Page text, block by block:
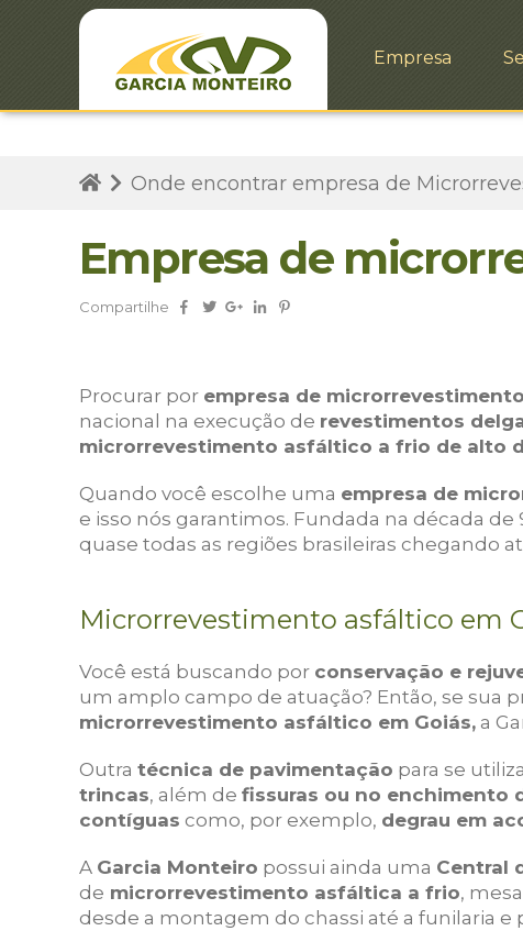
Empresa
Onde encontrar empresa de
Empresa de
Compartilhe
Procurar por empresa de
nacional na execução de revestimentos
microrrevestimento asfáltico a frio de alto
Quando você escolhe uma empresa de
e isso nós garantimos. Fundada na década
quase todas as regiões brasileiras chegando
Microrrevestimento asfáltico em
Você está buscando por conservação e
um amplo campo de atuação? Então, se sua
microrrevestimento asfáltico em Goiás, a
Outra técnica de pavimentação para se
trincas, além de fissuras ou no enchimento
contíguas como, por exemplo, degrau em
A Garcia Monteiro possui ainda uma Central
de microrrevestimento asfáltica a frio,
desde a montagem do chassi até a funilaria